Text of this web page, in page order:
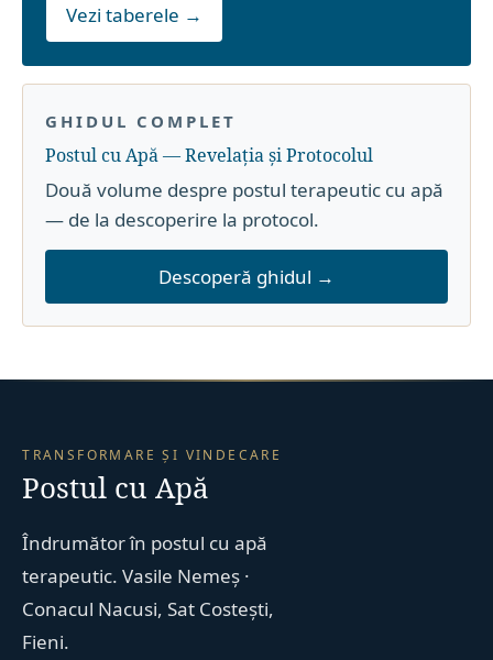
Vezi taberele →
GHIDUL COMPLET
Postul cu Apă — Revelația și Protocolul
Două volume despre postul terapeutic cu apă
— de la descoperire la protocol.
Descoperă ghidul →
TRANSFORMARE ȘI VINDECARE
Postul cu Apă
Îndrumător în postul cu apă
terapeutic. Vasile Nemeș ·
Conacul Nacusi, Sat Costești,
Fieni.